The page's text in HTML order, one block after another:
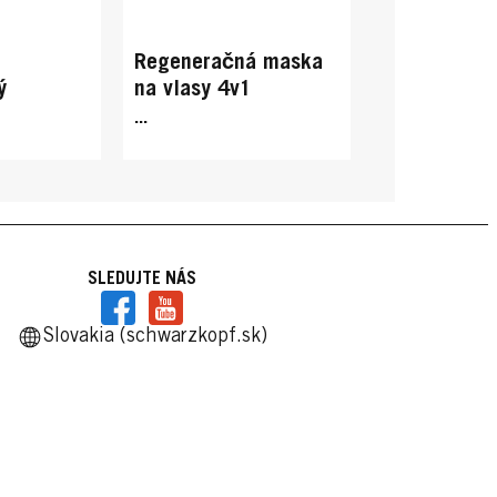
Regeneračná maska
na vlasy 4v1
...
SLEDUJTE NÁS
Slovakia (schwarzkopf.sk)